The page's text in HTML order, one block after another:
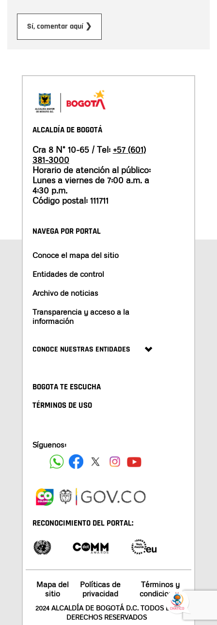
Sí, comentar aquí ❯
ALCALDÍA DE BOGOTÁ
Cra 8 N° 10-65 / Tel: +57 (601)
381-3000
Horario de atención al público:
Lunes a viernes de 7:00 a.m. a
4:30 p.m.
Código postal: 111711
NAVEGA POR PORTAL
Conoce el mapa del sitio
Entidades de control
Archivo de noticias
Transparencia y acceso a la
información
CONOCE NUESTRAS ENTIDADES
BOGOTA TE ESCUCHA
TÉRMINOS DE USO
Síguenos:
RECONOCIMIENTO DEL PORTAL:
Mapa del
sitio
Políticas de
privacidad
Términos y
condiciones
2024 ALCALDÍA DE BOGOTÁ D.C. TODOS LOS
DERECHOS RESERVADOS